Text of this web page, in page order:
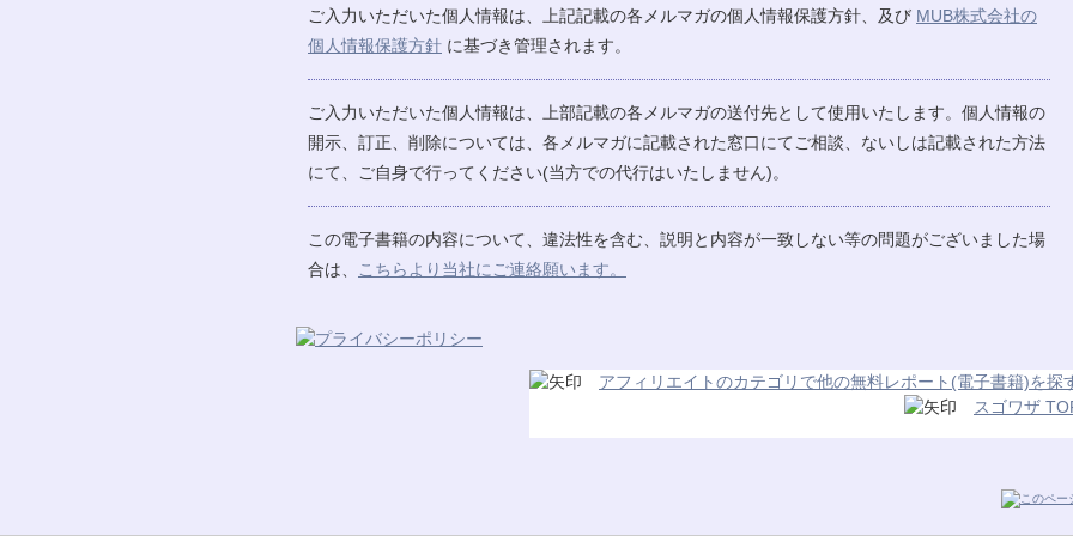
ご入力いただいた個人情報は、上記記載の各メルマガの個人情報保護方針、及び MUB株式会社の
個人情報保護方針 に基づき管理されます。
ご入力いただいた個人情報は、上部記載の各メルマガの送付先として使用いたします。個人情報の
開示、訂正、削除については、各メルマガに記載された窓口にてご相談、ないしは記載された方法
にて、ご自身で行ってください(当方での代行はいたしません)。
この電子書籍の内容について、違法性を含む、説明と内容が一致しない等の問題がございました場
合は、
こちらより当社にご連絡願います。
アフィリエイトのカテゴリで他の無料レポート(電子書籍)を探
スゴワザ